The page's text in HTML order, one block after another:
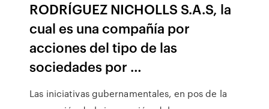
RODRÍGUEZ NICHOLLS S.A.S, la
cual es una compañía por
acciones del tipo de las
sociedades por …
Las iniciativas gubernamentales, en pos de la